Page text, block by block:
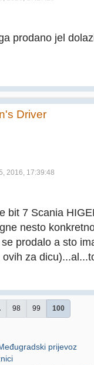
prodano jel
Driver
2016, 17:39:48
bit 7 Scania
nesto
prodalo a sto
za
98 99 100
prijevoz